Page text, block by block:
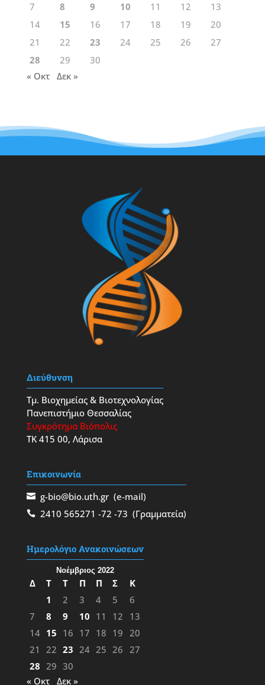
7
8 9 10 11 12
13
14
15 16 17 18 19
20
21
22 23 24 25 26
27
28
29
30
« Οκτ
Δεκ »
Διεύθυνση
Τμ. Βιοχημείας & Βιοτεχνολογίας
Πανεπιστήμιο Θεσσαλίας
Συγκρότημα Βιόπολις
ΤΚ 415 00, Λάρισα
Επικοινωνία
g-bio@bio.uth.gr(e-mail)
2410 565271 -72 -73 (Γραμματεία)
Ημερολόγιο Ανακοινώσεων
Νοέμβριος 2022
Δ Τ Τ Π Π Σ
Κ
1
2 3 4 5
6
7
8 9 10 11 12
13
14 15 16 17 18 19 20
21
22 23 24 25 26 27
28 29 30
« Οκτ
Δεκ »